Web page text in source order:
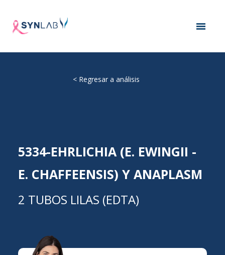
< Regresar a análisis
5334-EHRLICHIA (E. EWINGII -
E. CHAFFEENSIS) Y ANAPLASM
2 TUBOS LILAS (EDTA)